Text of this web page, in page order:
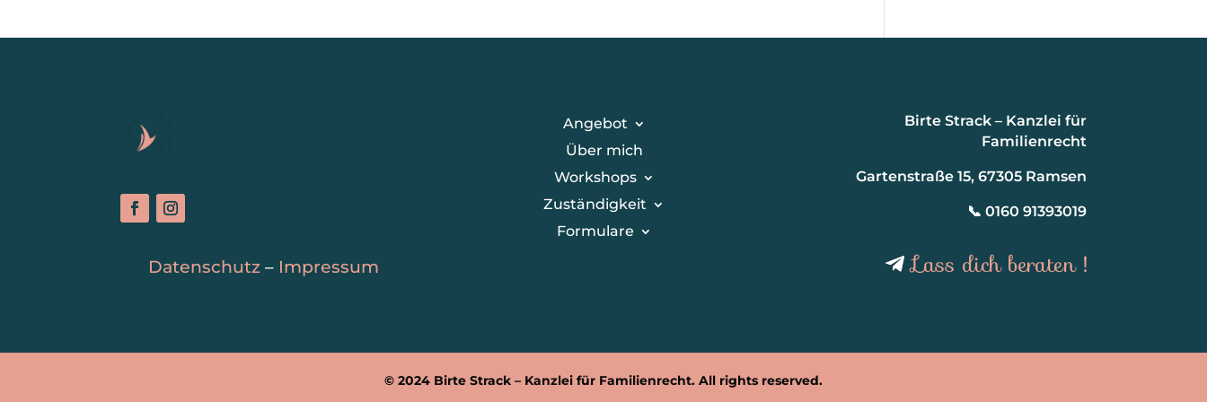
Datenschutz – Impressum
Angebot
Über mich
Workshops
Zuständigkeit
Formulare
Birte Strack – Kanzlei für
Familienrecht
Gartenstraße 15, 67305 Ramsen
📞 0160 91393019
Lass dich beraten !
© 2024 Birte Strack – Kanzlei für Familienrecht. All rights reserved.